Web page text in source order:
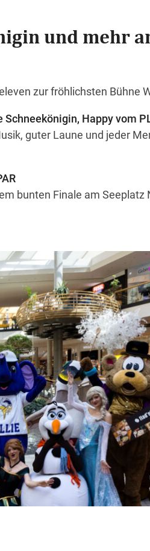
und mehr
zur fröhlichsten Bühne
Schneekönigin, Happy vom
guter Laune und jeder
bunten Finale am Seeplatz